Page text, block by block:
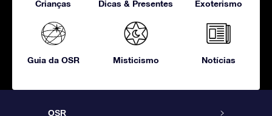
Crianças Dicas & Presentes Exoterismo
Guia da OSR Misticismo Notícias
OSR